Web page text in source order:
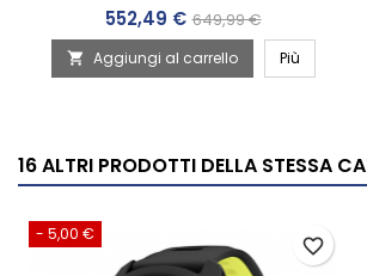
Prezzo
552,49 € Prezzo base
649,99 €
 Aggiungi al carrello Più
16 ALTRI PRODOTTI DELLA STESSA
- 5,00 €
favorite_border